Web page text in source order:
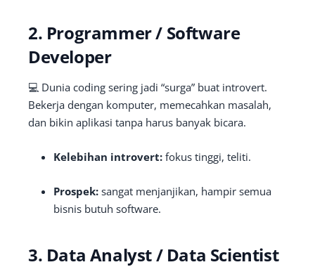
2. Programmer / Software
Developer
💻 Dunia coding sering jadi “surga” buat introvert.
Bekerja dengan komputer, memecahkan masalah,
dan bikin aplikasi tanpa harus banyak bicara.
Kelebihan introvert: fokus tinggi, teliti.
Prospek: sangat menjanjikan, hampir semua
bisnis butuh software.
3. Data Analyst / Data Scientist